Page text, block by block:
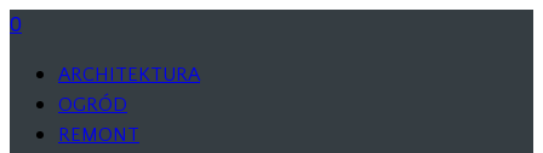
0
ARCHITEKTURA
OGRÓD
REMONT